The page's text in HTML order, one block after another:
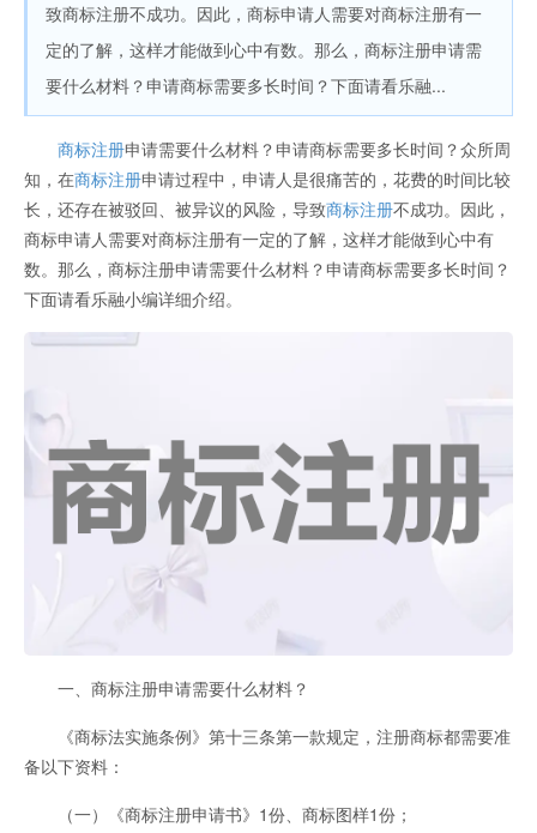
致商标注册不成功。因此，商标申请人需要对商标注册有一
定的了解，这样才能做到心中有数。那么，商标注册申请需
要什么材料？申请商标需要多长时间？下面请看乐融...
商标注册申请需要什么材料？申请商标需要多长时间？众所周
知，在商标注册申请过程中，申请人是很痛苦的，花费的时间比较
长，还存在被驳回、被异议的风险，导致商标注册不成功。因此，
商标申请人需要对商标注册有一定的了解，这样才能做到心中有
数。那么，商标注册申请需要什么材料？申请商标需要多长时间？
下面请看乐融小编详细介绍。
一、商标注册申请需要什么材料？
《商标法实施条例》第十三条第一款规定，注册商标都需要准
备以下资料：
（一）《商标注册申请书》1份、商标图样1份；